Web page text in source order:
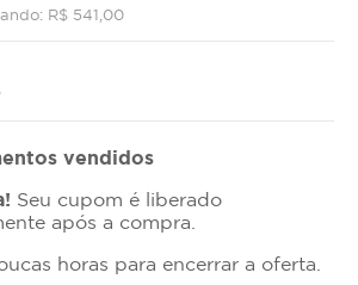
R$ 541,00
vendidos
Seu cupom é liberado
após a compra.
horas para encerrar a oferta.